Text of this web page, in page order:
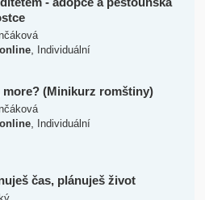
, Individuální
more? (Minikurz romštiny)
, Individuální
čas, plánuješ život